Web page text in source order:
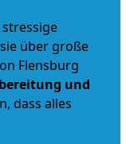
über große
Flensburg
und
dass alles